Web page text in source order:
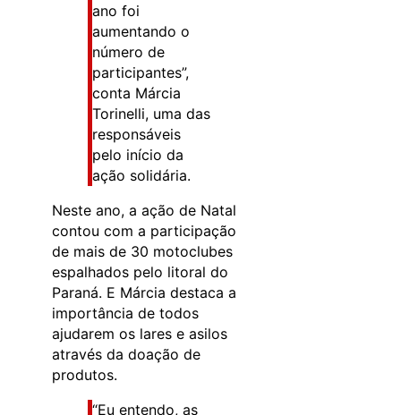
ano foi
aumentando o
número de
participantes”,
conta Márcia
Torinelli, uma das
responsáveis
pelo início da
ação solidária.
Neste ano, a ação de Natal
contou com a participação
de mais de 30 motoclubes
espalhados pelo litoral do
Paraná. E Márcia destaca a
importância de todos
ajudarem os lares e asilos
através da doação de
produtos.
“Eu entendo, as